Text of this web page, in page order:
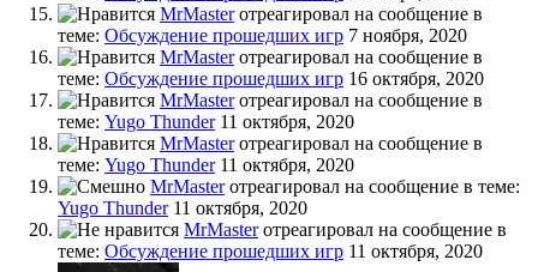
MrMasterотреагировал на сообщение в
теме: Обсуждение прошедших игр 7 ноября, 2020
MrMasterотреагировал на сообщение в
теме: Обсуждение прошедших игр 16 октября, 2020
MrMasterотреагировал на сообщение в
теме: Yugo Thunder 11 октября, 2020
MrMasterотреагировал на сообщение в
теме: Yugo Thunder 11 октября, 2020
MrMasterотреагировал на сообщение в теме:
Yugo Thunder 11 октября, 2020
MrMasterотреагировал на сообщение в
теме: Обсуждение прошедших игр 11 октября, 2020